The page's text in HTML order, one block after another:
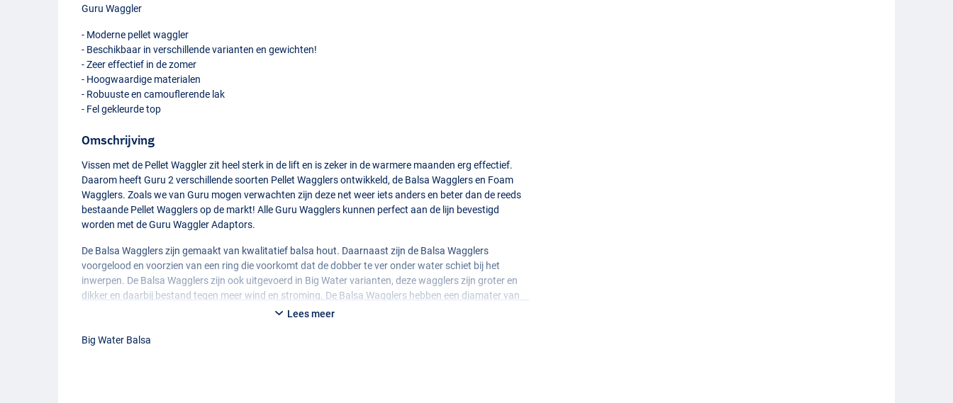
Guru Waggler
- Moderne pellet waggler
- Beschikbaar in verschillende varianten en gewichten!
- Zeer effectief in de zomer
- Hoogwaardige materialen
- Robuuste en camouflerende lak
- Fel gekleurde top
Omschrijving
Vissen met de Pellet Waggler zit heel sterk in de lift en is zeker in de warmere maanden erg effectief.
Daarom heeft Guru 2 verschillende soorten Pellet Wagglers ontwikkeld, de Balsa Wagglers en Foam
Wagglers. Zoals we van Guru mogen verwachten zijn deze net weer iets anders en beter dan de reeds
bestaande Pellet Wagglers op de markt! Alle Guru Wagglers kunnen perfect aan de lijn bevestigd
worden met de Guru Waggler Adaptors.
De Balsa Wagglers zijn gemaakt van kwalitatief balsa hout. Daarnaast zijn de Balsa Wagglers
voorgelood en voorzien van een ring die voorkomt dat de dobber te ver onder water schiet bij het
inwerpen. De Balsa Wagglers zijn ook uitgevoerd in Big Water varianten, deze wagglers zijn groter en
dikker en daarbij bestand tegen meer wind en stroming. De Balsa Wagglers hebben een diamater van
10mm, de Big Water varianten hebben een diameter van 13mm.
De Foam Wagglers zijn unieke mini wagglers die worden geleverd per twee stuks. Deze wagglers zijn
Lees meer
Big Water Balsa